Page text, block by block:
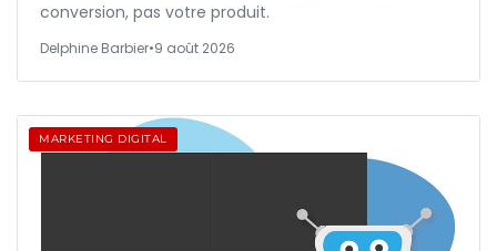
conversion, pas votre produit.
Delphine Barbier•9 août 2026
MARKETING DIGITAL